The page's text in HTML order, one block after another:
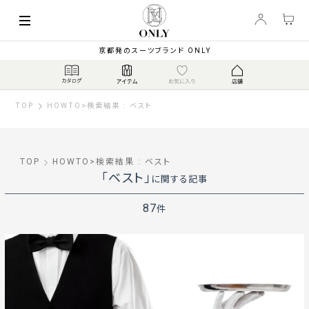
京都発のスーツブランド ONLY
TOP HOWTO >検索結果 : ベスト
TOP HOWTO >検索結果 : ベスト
「ベスト」 に関する記事
87件